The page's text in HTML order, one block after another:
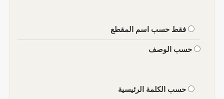
فقط حسب اسم المقطع
حسب الوصف
حسب الكلمة الرئيسية